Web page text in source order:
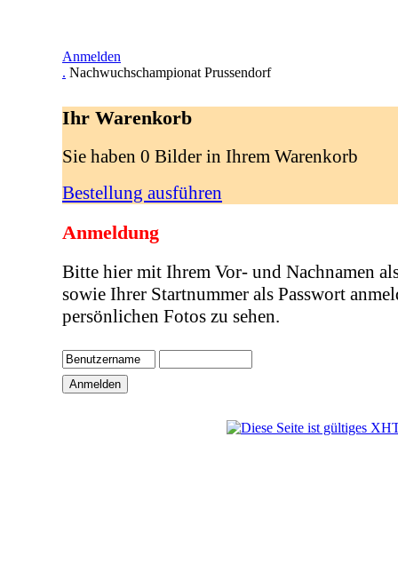
Anmelden
. Nachwuchschampionat Prussendorf
Ihr Warenkorb
Sie haben 0 Bilder in Ihrem Warenkorb
Bestellung ausführen
Anmeldung
Bitte hier mit Ihrem Vor- und Nachnamen
sowie Ihrer Startnummer als Passwort
persönlichen Fotos zu sehen.